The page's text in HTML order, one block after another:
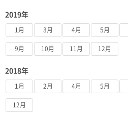
2019年
1月 3月 4月 5月
9月 10月 11月 12月
2018年
1月 2月 4月 5月
12月